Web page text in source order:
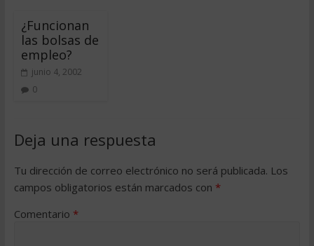
¿Funcionan
las bolsas de
empleo?
junio 4, 2002
0
Deja una respuesta
Tu dirección de correo electrónico no será publicada. Los
campos obligatorios están marcados con *
Comentario *